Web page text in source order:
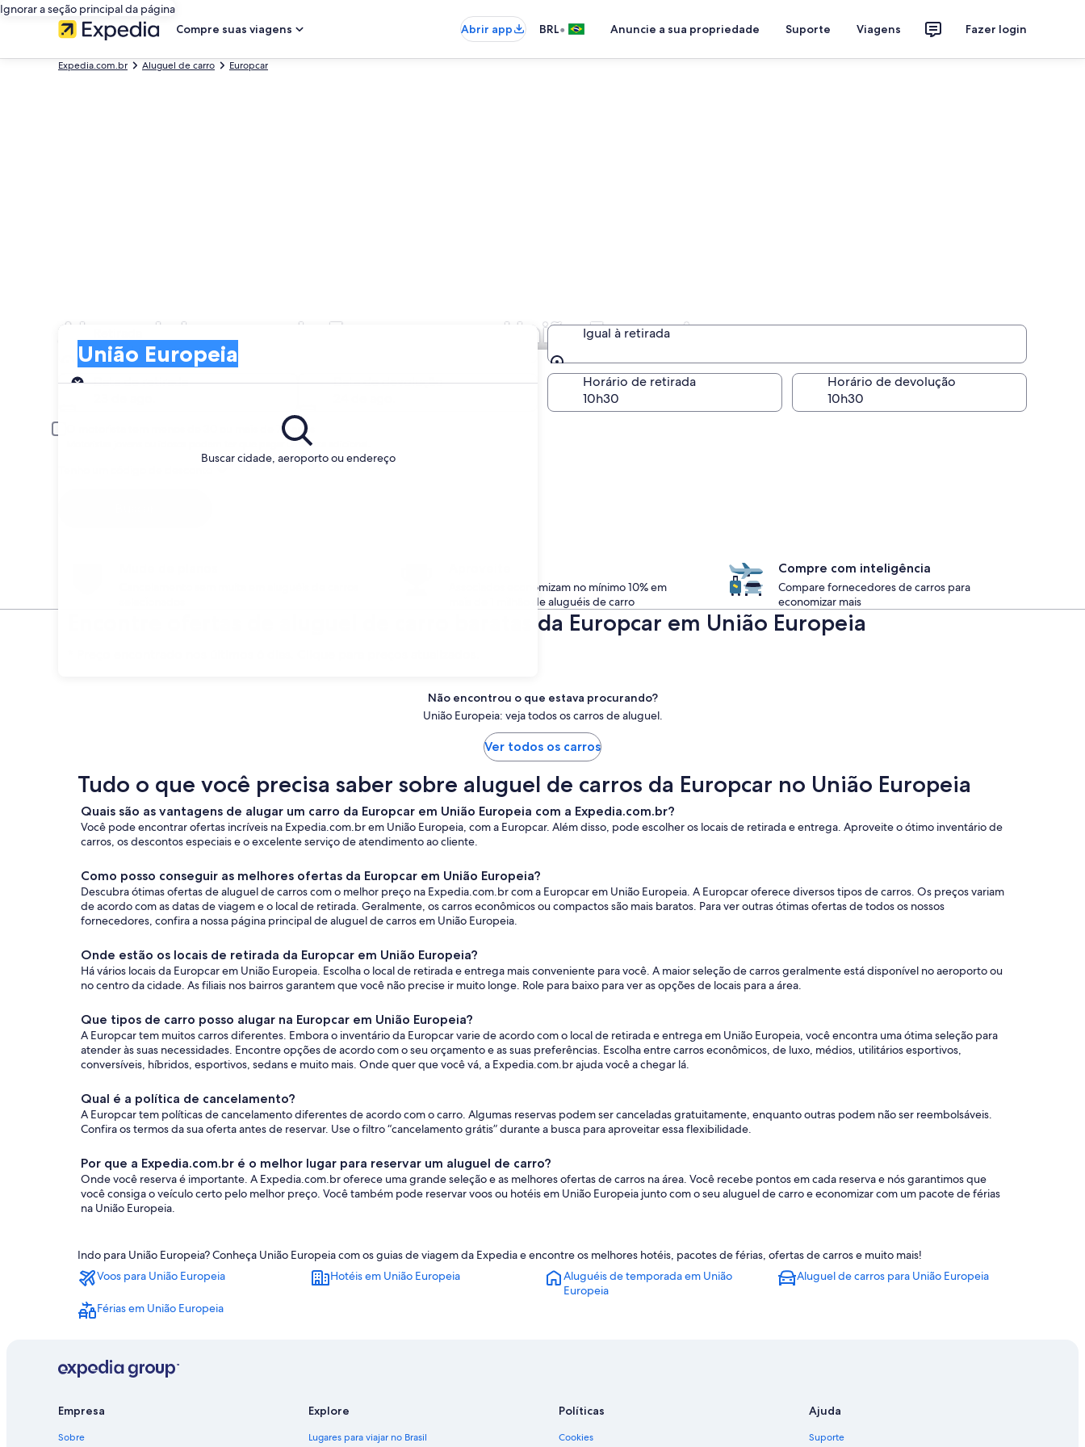
Ignorar a seção principal da página
Compre suas viagens
Abrir app BRL• Anuncie a sua propriedade Suporte Viagens Fazer login
Expedia.com.br Aluguel de carro Europcar
Aluguel de carro da Europcar em União Europeia
Buscar cidade, aeroporto ou endereço
União Europeia
Retirada
Igual à retirada
Igual à retirada
Data de retirada
Data de devolução
Horário de retirada Horário de devolução
O motorista tem menos de 30 ou mais de 70 anos
Motoristas jovens ou idosos podem ter que pagar uma taxa adicional.
Associados economizam no mínimo 10% em
mais de 1 milhão de aluguéis de carro
Compre com inteligência
Compare fornecedores de carros para
economizar mais
Encontre ofertas de aluguel de carro baratas da Europcar em União Europeia
Não encontrou o que estava procurando?
União Europeia: veja todos os carros de aluguel.
Ver todos os carros
Tudo o que você precisa saber sobre aluguel de carros da Europcar no União Europeia
Quais são as vantagens de alugar um carro da Europcar em União Europeia com a Expedia.com.br?
Você pode encontrar ofertas incríveis na Expedia.com.br em União Europeia, com a Europcar. Além disso, pode escolher os locais de retirada e entrega. Aproveite o ótimo inventário de
carros, os descontos especiais e o excelente serviço de atendimento ao cliente.
Como posso conseguir as melhores ofertas da Europcar em União Europeia?
Descubra ótimas ofertas de aluguel de carros com o melhor preço na Expedia.com.br com a Europcar em União Europeia. A Europcar oferece diversos tipos de carros. Os preços variam
de acordo com as datas de viagem e o local de retirada. Geralmente, os carros econômicos ou compactos são mais baratos. Para ver outras ótimas ofertas de todos os nossos
fornecedores, confira a nossa página principal de aluguel de carros em União Europeia.
Onde estão os locais de retirada da Europcar em União Europeia?
Há vários locais da Europcar em União Europeia. Escolha o local de retirada e entrega mais conveniente para você. A maior seleção de carros geralmente está disponível no aeroporto ou
no centro da cidade. As filiais nos bairros garantem que você não precise ir muito longe. Role para baixo para ver as opções de locais para a área.
Que tipos de carro posso alugar na Europcar em União Europeia?
A Europcar tem muitos carros diferentes. Embora o inventário da Europcar varie de acordo com o local de retirada e entrega em União Europeia, você encontra uma ótima seleção para
atender às suas necessidades. Encontre opções de acordo com o seu orçamento e as suas preferências. Escolha entre carros econômicos, de luxo, médios, utilitários esportivos,
conversíveis, híbridos, esportivos, sedans e muito mais. Onde quer que você vá, a Expedia.com.br ajuda você a chegar lá.
Qual é a política de cancelamento?
A Europcar tem políticas de cancelamento diferentes de acordo com o carro. Algumas reservas podem ser canceladas gratuitamente, enquanto outras podem não ser reembolsáveis.
Confira os termos da sua oferta antes de reservar. Use o filtro “cancelamento grátis” durante a busca para aproveitar essa flexibilidade.
Por que a Expedia.com.br é o melhor lugar para reservar um aluguel de carro?
Onde você reserva é importante. A Expedia.com.br oferece uma grande seleção e as melhores ofertas de carros na área. Você recebe pontos em cada reserva e nós garantimos que
você consiga o veículo certo pelo melhor preço. Você também pode reservar voos ou hotéis em União Europeia junto com o seu aluguel de carro e economizar com um pacote de férias
na União Europeia.
Indo para União Europeia? Conheça União Europeia com os guias de viagem da Expedia e encontre os melhores hotéis, pacotes de férias, ofertas de carros e muito mais!
Voos para União Europeia
Hotéis em União Europeia
Aluguéis de temporada em União
Europeia
Aluguel de carros para União Europeia
Férias em União Europeia
Empresa
Sobre
Explore
Lugares para viajar no Brasil
Políticas
Cookies
Ajuda
Suporte